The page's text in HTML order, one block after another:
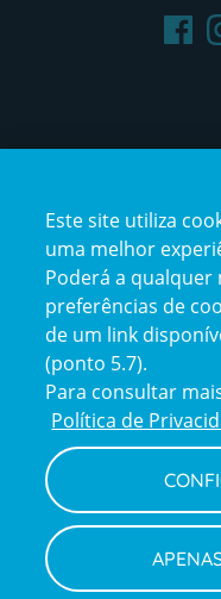
e
Política de
Canal de
Este site utiliza
uma melhor
Poderá a
preferências de
de um link
(ponto 5.7).
Para consultar
Política de